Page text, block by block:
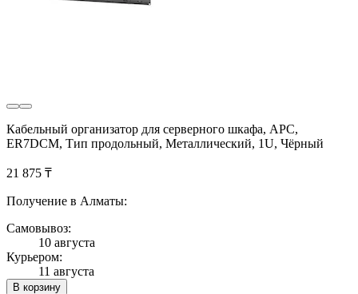
Кабельный организатор для серверного шкафа, APC,
ER7DCM, Тип продольный, Металлический, 1U, Чёрный
21 875 ₸
Получение в Алматы:
Самовывоз:
10 августа
Курьером:
11 августа
В корзину